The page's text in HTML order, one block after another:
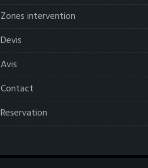
Zones intervention
Devis
Avis
Contact
Reservation